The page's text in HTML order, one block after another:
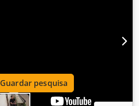
Guardar pesquisa